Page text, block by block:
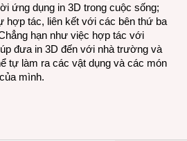
ứng dụng in 3D trong cuộc sống;
hợp tác, liên kết với các bên thứ ba
hạn như việc hợp tác với
đưa in 3D đến với nhà trường và
tự làm ra các vật dụng và các món
mình.